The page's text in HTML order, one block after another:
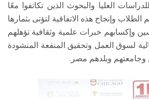
العليا والبحوث الذين تكاتفوا معًا
وإنجاح هذه الاتفاقية لتؤتى بثمارها
وإكسابهم خبرات علمية وثقافية تؤهلهم
لسوق العمل وتحقيق المنفعة المنشودة
وجامعتهم وبلدهم مصر.